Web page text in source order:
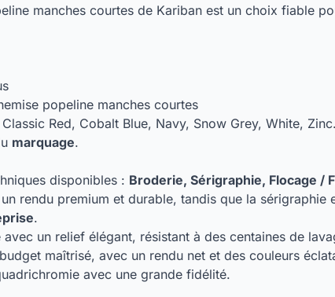
manches courtes de Kariban est un choix fiable
popeline manches courtes
Red, Cobalt Blue, Navy, Snow Grey, White,
marquage.
disponibles : Broderie, Sérigraphie, Flocage /
rendu premium et durable, tandis que la sérigraphie
.
un relief élégant, résistant à des centaines de
maîtrisé, avec un rendu net et des couleurs
avec une grande fidélité.